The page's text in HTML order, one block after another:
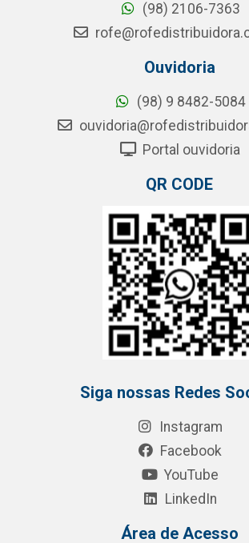
(98) 2106-7363
Ouvidoria
(98) 9 8482-5084
Portal ouvidoria
QR CODE
Siga nossas Redes
Instagram
Facebook
YouTube
LinkedIn
Área de Acesso